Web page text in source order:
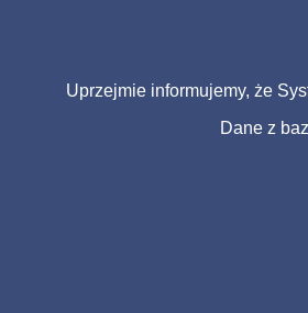
Uprzejmie informujemy, że
Dane z